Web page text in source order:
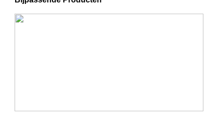
Artikelnummer: 71001